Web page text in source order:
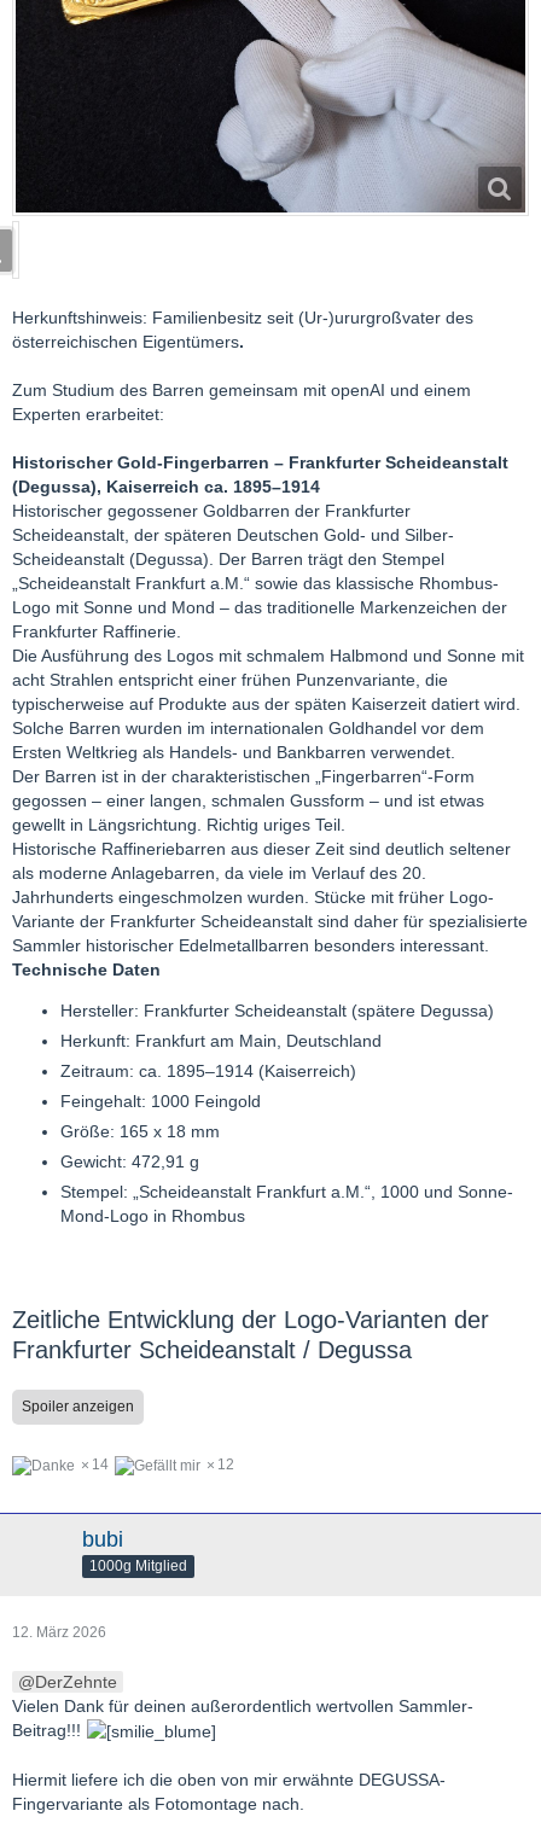
Herkunftshinweis: Familienbesitz seit (Ur-)ururgroßvater des
österreichischen Eigentümers.
Zum Studium des Barren gemeinsam mit openAI und einem
Experten erarbeitet:
Historischer Gold-Fingerbarren – Frankfurter Scheideanstalt
(Degussa), Kaiserreich ca. 1895–1914
Historischer gegossener Goldbarren der Frankfurter
Scheideanstalt, der späteren Deutschen Gold- und Silber-
Scheideanstalt (Degussa). Der Barren trägt den Stempel
„Scheideanstalt Frankfurt a.M.“ sowie das klassische Rhombus-
Logo mit Sonne und Mond – das traditionelle Markenzeichen der
Frankfurter Raffinerie.
Die Ausführung des Logos mit schmalem Halbmond und Sonne mit
acht Strahlen entspricht einer frühen Punzenvariante, die
typischerweise auf Produkte aus der späten Kaiserzeit datiert wird.
Solche Barren wurden im internationalen Goldhandel vor dem
Ersten Weltkrieg als Handels- und Bankbarren verwendet.
Der Barren ist in der charakteristischen „Fingerbarren“-Form
gegossen – einer langen, schmalen Gussform – und ist etwas
gewellt in Längsrichtung. Richtig uriges Teil.
Historische Raffineriebarren aus dieser Zeit sind deutlich seltener
als moderne Anlagebarren, da viele im Verlauf des 20.
Jahrhunderts eingeschmolzen wurden. Stücke mit früher Logo-
Variante der Frankfurter Scheideanstalt sind daher für spezialisierte
Sammler historischer Edelmetallbarren besonders interessant.
Technische Daten
Hersteller: Frankfurter Scheideanstalt (spätere Degussa)
Herkunft: Frankfurt am Main, Deutschland
Zeitraum: ca. 1895–1914 (Kaiserreich)
Feingehalt: 1000 Feingold
Größe: 165 x 18 mm
Gewicht: 472,91 g
Stempel: „Scheideanstalt Frankfurt a.M.“, 1000 und Sonne-
Mond-Logo in Rhombus
Zeitliche Entwicklung der Logo-Varianten der
Frankfurter Scheideanstalt / Degussa
Spoiler anzeigen
14 12
bubi
1000g Mitglied
12. März 2026
DerZehnte
Vielen Dank für deinen außerordentlich wertvollen Sammler-
Beitrag!!!
Hiermit liefere ich die oben von mir erwähnte DEGUSSA-
Fingervariante als Fotomontage nach.